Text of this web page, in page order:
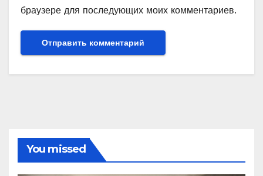
браузере для последующих моих комментариев.
You missed